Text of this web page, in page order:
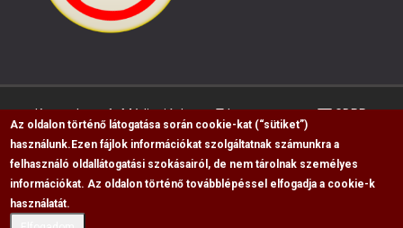
Kapcsolat Médiaajánlat Impresszum GDPR
RSS
Copyright © 2009-2026, Flag Polgári Magazin saját
Az oldalon történő látogatása során cookie-kat (“sütiket”)
használunk. Ezen fájlok információkat szolgáltatnak számunkra a
felhasználó oldallátogatási szokásairól, de nem tárolnak személyes
információkat. Az oldalon történő továbblépéssel elfogadja a cookie-k
használatát.